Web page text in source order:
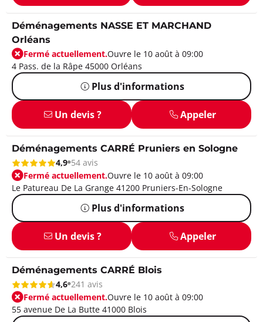
Déménagements NASSE ET MARCHAND
Orléans
Fermé actuellement.Ouvre le 10 août à 09:00
4 Pass. de la Râpe 45000 Orléans
Plus d'informations
Un devis ? Appeler
Déménagements CARRÉ Pruniers en Sologne
4,9 54 avis
Fermé actuellement.Ouvre le 10 août à 09:00
Le Patureau De La Grange 41200 Pruniers-En-Sologne
Plus d'informations
Un devis ? Appeler
Déménagements CARRÉ Blois
4,6 241 avis
Fermé actuellement.Ouvre le 10 août à 09:00
55 avenue De La Butte 41000 Blois